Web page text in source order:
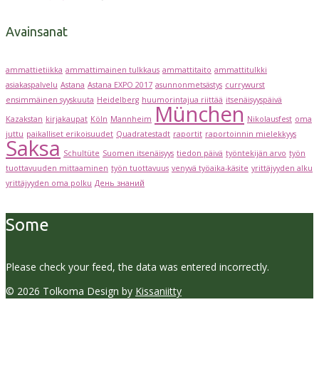
Avainsanat
ammattietiikka ammattimainen tulkkaus ammattitaito ammattitulkki
asiakaspalvelu Astana Astana EXPO 2017 asunnonmetsästys currywurst
ensimmäinen syyskuuta Heidelberg huumorintajua riittää itsenäisyyspäivä
Kazakstan kirjakaupat Köln Mannheim München Nikolausfest oma
juttu paikalliset erikoisuudet Quadratestadt raportit raportoinnin mielekkyys
Saksa Schultüte Suomen itsenäisyys tiedon päivä työntekijän arvo työn
tuottavuuden mittaaminen työn tuottavuus venyvä työaika-käsite yrittäjyyden alku
yrittäjyyden oma polku День знаний
Some
Please check your feed, the data was entered incorrectly.
© 2026 Tolkoma Design by Kissaniitty